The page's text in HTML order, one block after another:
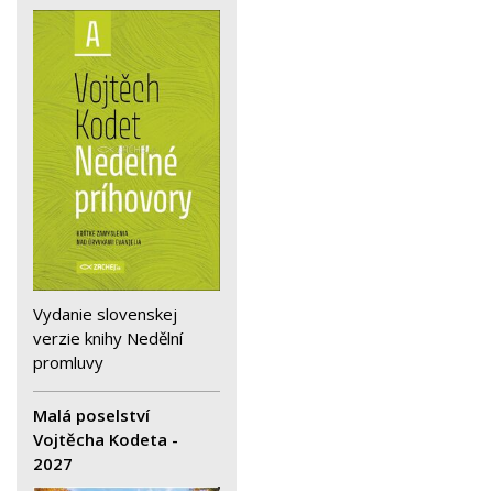
Vydanie slovenskej
verzie knihy Nedělní
promluvy
Malá poselství
Vojtěcha Kodeta -
2027